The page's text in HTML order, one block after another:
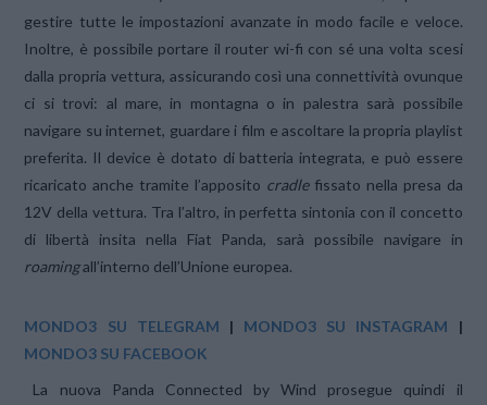
gestire tutte le impostazioni avanzate in modo facile e veloce.
Inoltre, è possibile portare il router wi-fi con sé una volta scesi
dalla propria vettura, assicurando così una connettività ovunque
ci si trovi: al mare, in montagna o in palestra sarà possibile
navigare su internet, guardare i film e ascoltare la propria playlist
preferita. Il device è dotato di batteria integrata, e può essere
ricaricato anche tramite l’apposito cradlefissato nella presa da
12V della vettura. Tra l’altro, in perfetta sintonia con il concetto
di libertà insita nella Fiat Panda, sarà possibile navigare in
roamingall’interno dell’Unione europea.
MONDO3 SU TELEGRAM | MONDO3 SU INSTAGRAM |
MONDO3 SU FACEBOOK
La nuova Panda Connected by Wind prosegue quindi il